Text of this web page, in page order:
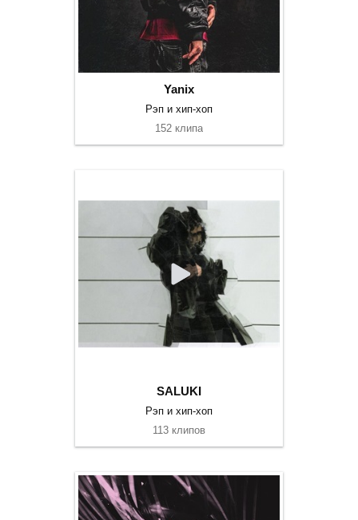
Yanix
Рэп и хип-хоп
152 клипа
SALUKI
Рэп и хип-хоп
113 клипов